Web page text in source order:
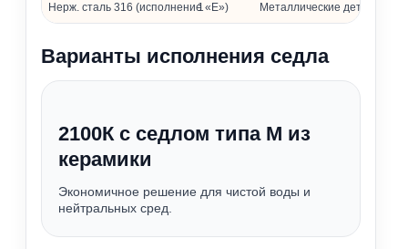
Нерж. сталь 316 (исполнение «Е»)
1 Металлические детали
Варианты исполнения седла
2100К с седлом типа М из
керамики
Экономичное решение для чистой воды и
нейтральных сред.